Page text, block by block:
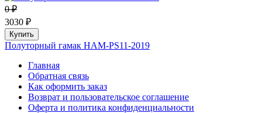
0 ₽
3030 ₽
Купить
Полуторный гамак HAM-PS11-2019
Главная
Обратная связь
Как оформить заказ
Возврат и пользовательское соглашение
Оферта и политика конфиденциальности